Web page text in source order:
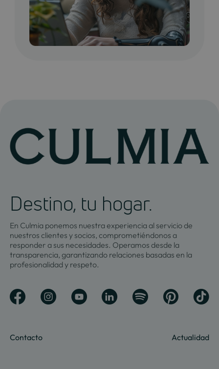
Destino, tu hogar.
En Culmia ponemos nuestra experiencia al servicio de
nuestros clientes y socios, comprometiéndonos a
responder a sus necesidades. Operamos desde la
transparencia, garantizando relaciones basadas en la
profesionalidad y respeto.
Contacto Actualidad